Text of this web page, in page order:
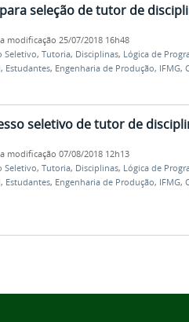
seleção de tutor de
modificação 25/07/2018 16h48
Seletivo, Tutoria, Disciplinas, Lógica de
, Estudantes, Engenharia de Produção, IFMG,
seletivo de tutor de
modificação 07/08/2018 12h13
Seletivo, Tutoria, Disciplinas, Lógica de
, Estudantes, Engenharia de Produção, IFMG,